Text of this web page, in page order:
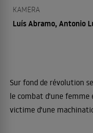
KAMERA
Luís Abramo, Antonio
Sur fond de révolution
le combat d'une femme
victime d'une